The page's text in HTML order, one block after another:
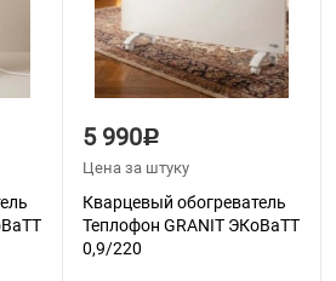
5 990Р
Цена за штуку
Кварцевый обогреватель
Теплофон GRANIT ЭКоВаТТ
0,9/220